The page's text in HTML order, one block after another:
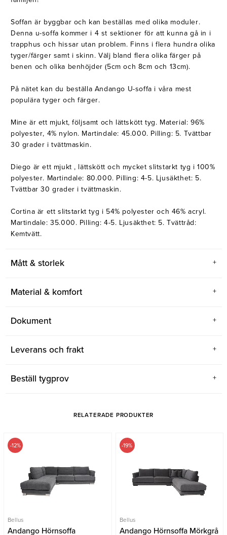
Soffan är byggbar och kan beställas med olika moduler.
Denna u-soffa kommer i 4 st sektioner för att kunna gå in i
trapphus och hissar utan problem. Finns i flera hundra olika
tyger/färger samt i skinn. Välj bland flera olika färger på
benen och olika benhöjder (5cm och 8cm och 13cm).
På nätet kan du beställa Andango U-soffa i våra mest
populära tyger och färger.
Mine är ett mjukt, följsamt och lättskött tyg. Material: 96%
polyester, 4% nylon. Martindale: 45.000. Pilling: 5. Tvättbar
30 grader i tvättmaskin.
Diego är ett mjukt , lättskött och mycket slitstarkt tyg i 100%
polyester. Martindale: 80.000. Pilling: 4-5. Ljusäkthet: 5.
Tvättbar 30 grader i tvättmaskin.
Cortina är ett slitstarkt tyg i 54% polyester och 46% acryl.
Martindale: 35.000. Pilling: 4-5. Ljusäkthet: 5. Tvättråd:
Kemtvätt.
Mått & storlek
Material & komfort
Dokument
Leverans och frakt
Beställ tygprov
RELATERADE PRODUKTER
-12%
Bellus
Andango Hörnsoffa
-19%
Bellus
Andango Hörnsoffa Mörkgrå